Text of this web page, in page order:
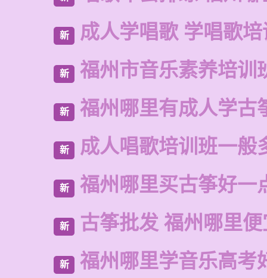
新 成人学唱歌 学唱歌培
新 福州市音乐素养培训
新 福州哪里有成人学古
新 成人唱歌培训班一般
新 福州哪里买古筝好一
新 古筝批发 福州哪里
新 福州哪里学音乐高考